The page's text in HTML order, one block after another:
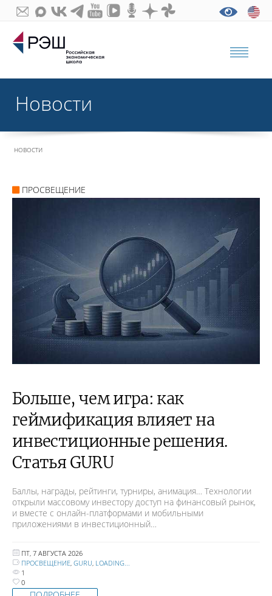
Новости
НОВОСТИ
ПРОСВЕЩЕНИЕ
Больше, чем игра: как
геймификация влияет на
инвестиционные решения.
Статья GURU
Баллы, награды, рейтинги, турниры, анимация… Технологии
открыли массовому инвестору доступ на финансовый рынок,
и вместе с онлайн-платформами и мобильными
приложениями в инвестиционный…
ПТ, 7 АВГУСТА 2026
ПРОСВЕЩЕНИЕ, GURU, LOADING...
1
0